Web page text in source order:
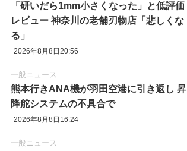
「研いだら1mm小さくなった」と低評価
レビュー 神奈川の老舗刃物店「悲しくな
る」
2026年8月8日20:56
一般ニュース
熊本行きANA機が羽田空港に引き返し 昇
降舵システムの不具合で
2026年8月8日16:24
一般ニュース